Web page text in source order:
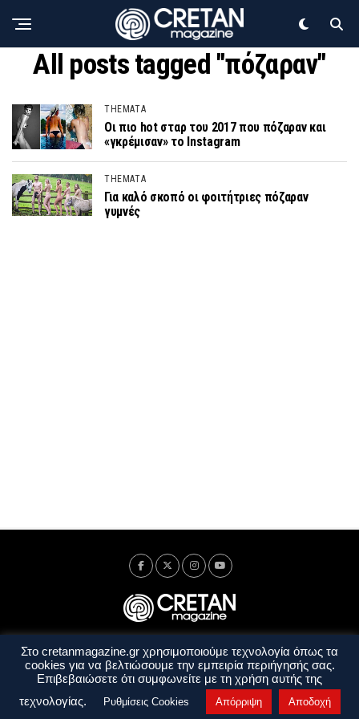
All posts tagged "πόζαραν"
THEMATA
Οι πιο hot σταρ του 2017 που πόζαραν και
«γκρέμισαν» το Instagram
THEMATA
Για καλό σκοπό οι φοιτήτριες πόζαραν
γυμνές
Ταυτότητα Πολιτική Απορρήτου
Όροι Χρήσης
Όροι και Προϋποθέσεις
Στο cretanmagazine.gr χρησιμοποιούμε τεχνολογία όπως τα
cookies για να βελτιώσουμε την εμπειρία περιήγησής σας.
Επιβεβαιώσετε ότι συμφωνείτε με τη χρήση αυτής της
τεχνολογίας.
Ρυθμίσεις Cookies Απόρριψη Αποδοχή